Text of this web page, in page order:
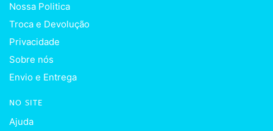
Nossa Politica
Troca e Devolução
Privacidade
Sobre nós
Envio e Entrega
NO SITE
Ajuda